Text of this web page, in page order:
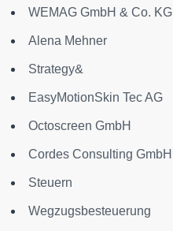
WEMAG GmbH & Co. KG
Alena Mehner
Strategy&
EasyMotionSkin Tec AG
Octoscreen GmbH
Cordes Consulting GmbH
Steuern
Wegzugsbesteuerung